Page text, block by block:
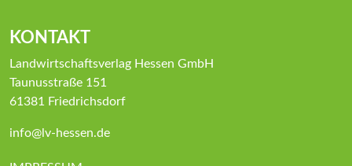
KONTAKT
Landwirtschaftsverlag Hessen GmbH
Taunusstraße 151
61381 Friedrichsdorf
info@lv-hessen.de